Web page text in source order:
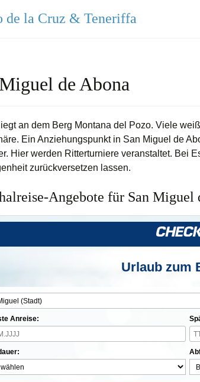
de la Cruz & Teneriffa
de Abona
an dem Berg Montana del Pozo. Viele
Ein Anziehungspunkt in San Miguel de
Hier werden Ritterturniere veranstaltet. Bei
zurückversetzen lassen.
Angebote für San Miguel
Urlaub zum
Anreise: